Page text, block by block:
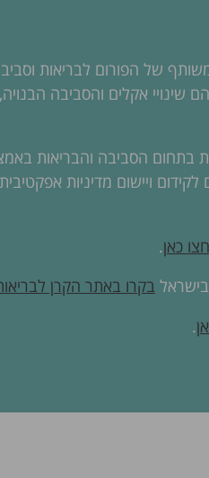
משותף של הפורום לבריאות
בהם שינויי אקלים והסביבה
בתחום הסביבה והבריאות
ויישום מדיניות
כאן.
בקרו באתר הקרן
.